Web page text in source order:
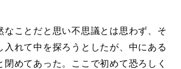
なことだと思い不思議とは思わず、そ
入れて中を探ろうとしたが、中にある
めてあった。ここで初めて恐ろしく